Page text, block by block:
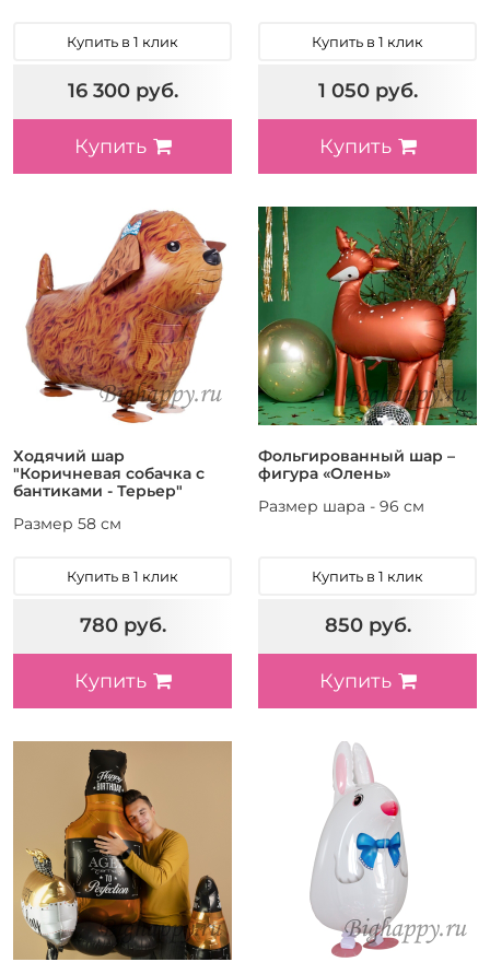
Купить в 1 клик
16 300 руб.
Купить
Купить в 1 клик
1 050 руб.
Купить
Ходячий шар
"Коричневая собачка с
бантиками - Терьер"
Размер 58 см
Купить в 1 клик
780 руб.
Купить
Фольгированный шар –
фигура «Олень»
Размер шара - 96 см
Купить в 1 клик
850 руб.
Купить